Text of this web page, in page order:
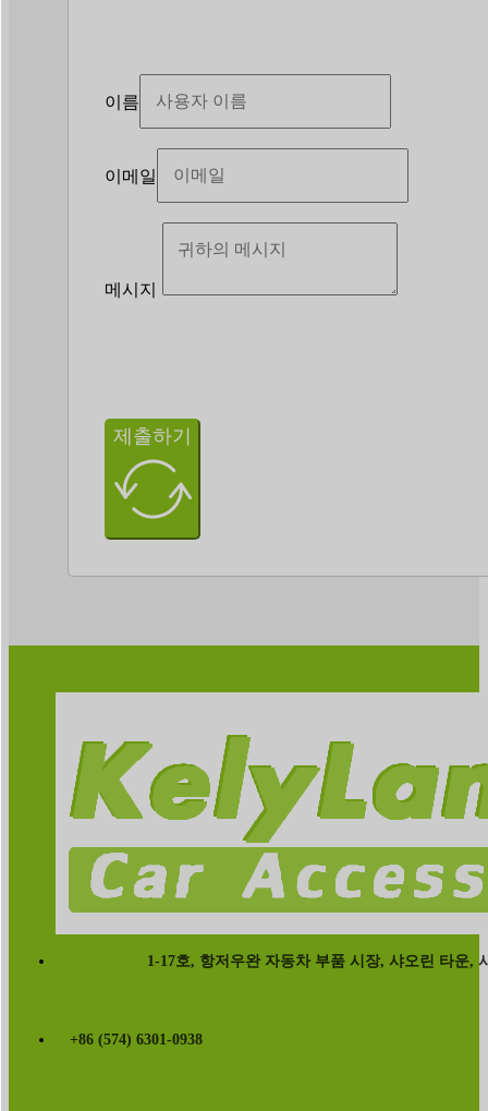
이름
이메일
메시지
제출하기
1-17호, 항저우완 자동차 부품 시장, 샤오린 타운,
+86 (574) 6301-0938